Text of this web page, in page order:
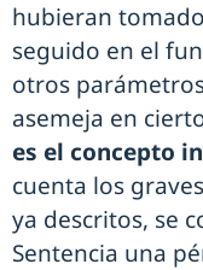
hubieran
seguido en el
otros
asemeja en
es el concepto
cuenta los
ya descritos, se
Sentencia una